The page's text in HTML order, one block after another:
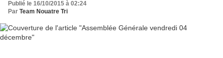
Publié le 16/10/2015 à 02:24
Par Team Nouatre Tri